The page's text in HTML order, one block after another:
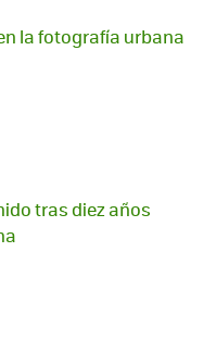
la fotografía urbana
tras diez años